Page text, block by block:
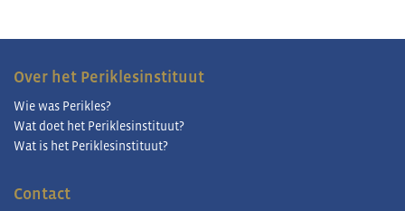
Over het Periklesinstituut
Wie was Perikles?
Wat doet het Periklesinstituut?
Wat is het Periklesinstituut?
Contact